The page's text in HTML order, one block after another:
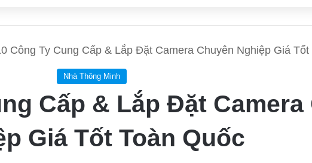
Công Ty Cung Cấp & Lắp Đặt Camera Chuyên Nghiệp Giá Tốt
Nhà Thông Minh
Cấp & Lắp Đặt Camera
Giá Tốt Toàn Quốc